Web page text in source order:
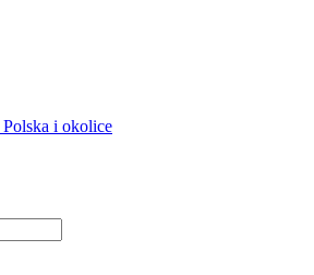
Polska i okolice